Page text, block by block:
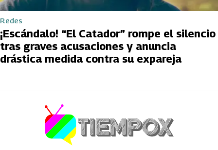
Redes
¡Escándalo! “El Catador” rompe el silencio
tras graves acusaciones y anuncia
drástica medida contra su expareja